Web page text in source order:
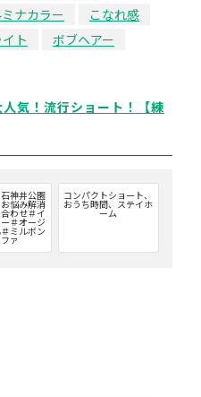
ナカラー
こなれ感
ト
ボブヘアー
人気！流行ショート！【練
神井公園
悩み解消
わせ＃イ
＃オージ
ミルボン
ァ
コンパクトショート、
おうち時間、ステイホ
ーム